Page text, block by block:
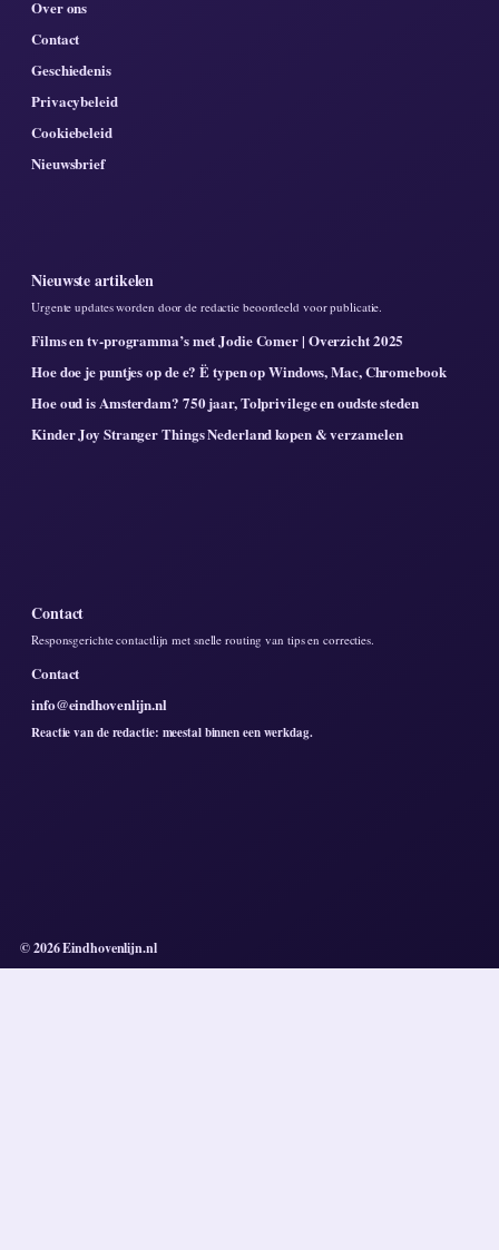
Over ons
Contact
Geschiedenis
Privacybeleid
Cookiebeleid
Nieuwsbrief
Nieuwste artikelen
Urgente updates worden door de redactie beoordeeld voor publicatie.
Films en tv-programma’s met Jodie Comer | Overzicht 2025
Hoe doe je puntjes op de e? Ë typen op Windows, Mac, Chromebook
Hoe oud is Amsterdam? 750 jaar, Tolprivilege en oudste steden
Kinder Joy Stranger Things Nederland kopen & verzamelen
Contact
Responsgerichte contactlijn met snelle routing van tips en correcties.
Contact
info@eindhovenlijn.nl
Reactie van de redactie: meestal binnen een werkdag.
© 2026 Eindhovenlijn.nl